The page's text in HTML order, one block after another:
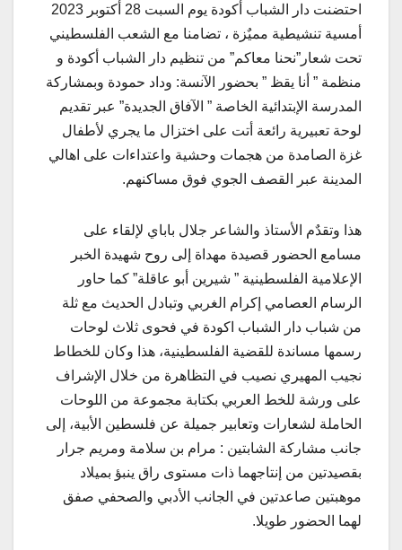
احتضنت دار الشباب أكودة يوم السبت 28 أكتوبر 2023
أمسية تنشيطية مميٌزة ، تضامنا مع الشعب الفلسطيني
تحت شعار”نحنا معاكم” من تنظيم دار الشباب أكودة و
منظمة ” أنا يقظ ” بحضور الآنسة: وداد حمودة وبمشاركة
المدرسة الإبتدائية الخاصة ” الآفاق الجديدة” عبر تقديم
لوحة تعبيرية رائعة أتت على اختزال ما يجري لأطفال
غزة الصامدة من هجمات وحشية واعتداءات على اهالي
المدينة عبر القصف الجوي فوق مساكنهم.
هذا وتقدٌم الأستاذ والشاعر جلال باباي لإلقاء على
مسامع الحضور قصيدة مهداة إلى روح شهيدة الخبر
الإعلامية الفلسطينية ” شيرين أبو عاقلة” كما حاور
الرسام العصامي إكرام الغربي وتبادل الحديث مع ثلة
من شباب دار الشباب اكودة في فحوى ثلاث لوحات
رسمها مساندة للقضية الفلسطينية، هذا وكان للخطاط
نجيب المهيري نصيب في التظاهرة من خلال الإشراف
على ورشة للخط العربي بكتابة مجموعة من اللوحات
الحاملة لشعارات وتعابير جميلة عن فلسطين الأبية، إلى
جانب مشاركة الشابتين : مرام بن سلامة ومريم جرار
بقصيدتين من إنتاجهما ذات مستوى راق ينبؤ بميلاد
موهبتين صاعدتين في الجانب الأدبي والصحفي صفق
لهما الحضور طويلا.